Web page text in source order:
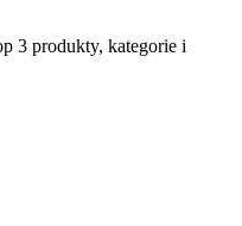
3 produkty, kategorie i